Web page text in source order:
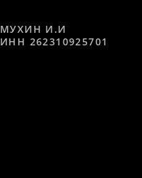
МУХИН И.И
ИНН 262310925701